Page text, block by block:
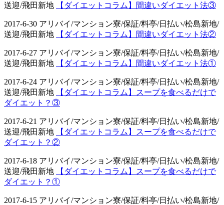
送迎/飛田新地
【ダイエットコラム】間違いダイエット法③
2017-6-30 アリバイ/マンション寮/保証/料亭/日払い/松島新地/
送迎/飛田新地
【ダイエットコラム】間違いダイエット法②
2017-6-27 アリバイ/マンション寮/保証/料亭/日払い/松島新地/
送迎/飛田新地
【ダイエットコラム】間違いダイエット法①
2017-6-24 アリバイ/マンション寮/保証/料亭/日払い/松島新地/
送迎/飛田新地
【ダイエットコラム】スープを食べるだけで
ダイエット？③
2017-6-21 アリバイ/マンション寮/保証/料亭/日払い/松島新地/
送迎/飛田新地
【ダイエットコラム】スープを食べるだけで
ダイエット？②
2017-6-18 アリバイ/マンション寮/保証/料亭/日払い/松島新地/
送迎/飛田新地
【ダイエットコラム】スープを食べるだけで
ダイエット？①
2017-6-15 アリバイ/マンション寮/保証/料亭/日払い/松島新地/